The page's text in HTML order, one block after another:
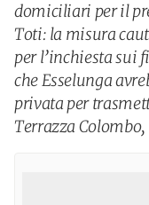
domiciliari per il
Toti: la misura
per l’inchiesta sui
che Esselunga
privata per
Terrazza Colombo,